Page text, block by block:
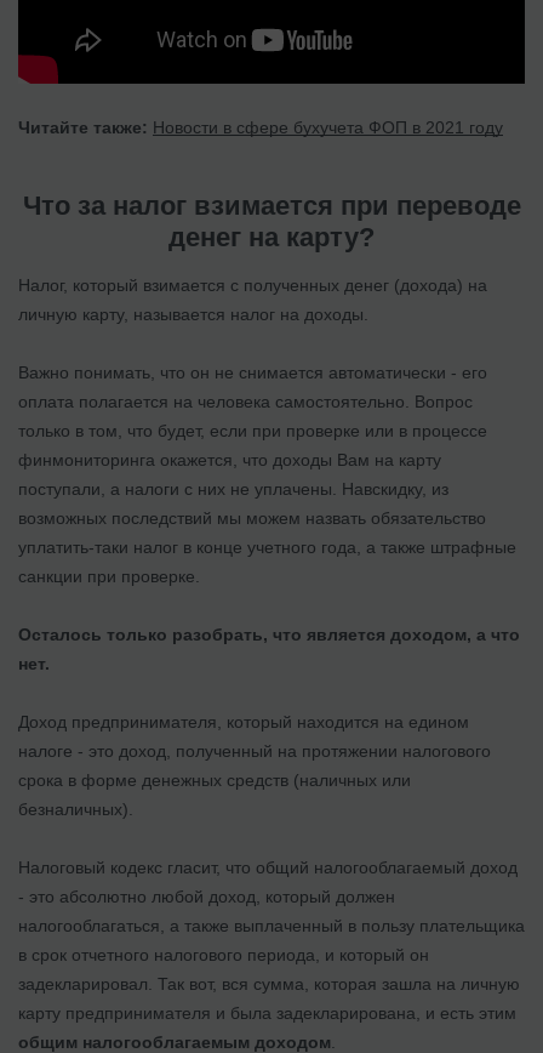
Читайте также: Новости в сфере бухучета ФОП в 2021 году
Что за налог взимается при переводе
денег на карту?
Налог, который взимается с полученных денег (дохода) на
личную карту, называется налог на доходы.
Важно понимать, что он не снимается автоматически - его
оплата полагается на человека самостоятельно. Вопрос
только в том, что будет, если при проверке или в процессе
финмониторинга окажется, что доходы Вам на карту
поступали, а налоги с них не уплачены. Навскидку, из
возможных последствий мы можем назвать обязательство
уплатить-таки налог в конце учетного года, а также штрафные
санкции при проверке.
Осталось только разобрать, что является доходом, а что
нет.
Доход предпринимателя, который находится на едином
налоге - это доход, полученный на протяжении налогового
срока в форме денежных средств (наличных или
безналичных).
Налоговый кодекс гласит, что общий налогооблагаемый доход
- это абсолютно любой доход, который должен
налогооблагаться, а также выплаченный в пользу плательщика
в срок отчетного налогового периода, и который он
задекларировал. Так вот, вся сумма, которая зашла на личную
карту предпринимателя и была задекларирована, и есть этим
общим налогооблагаемым доходом